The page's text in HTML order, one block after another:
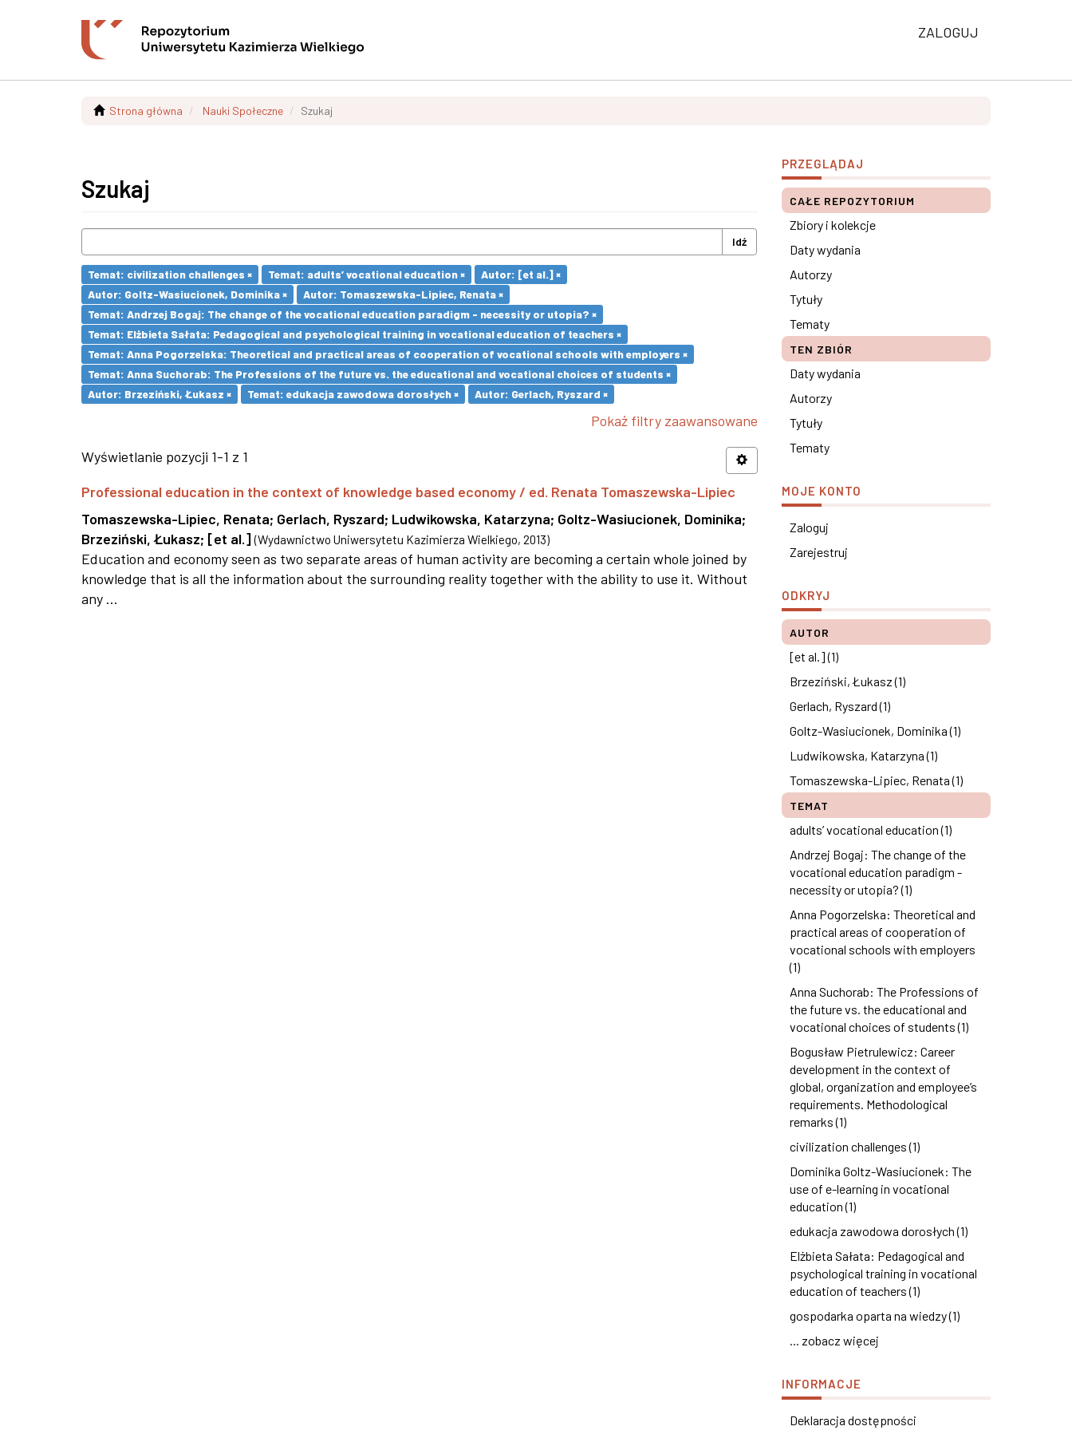
ZALOGUJ
Strona główna Nauki Społeczne Szukaj
Szukaj
Idź
Temat: civilization challenges × Temat: adults’ vocational education ×
Autor: [et al.] ×
Autor: Goltz-Wasiucionek, Dominika ×
Autor: Tomaszewska-Lipiec, Renata ×
Temat: Andrzej Bogaj: The change of the vocational education paradigm - necessity or utopia? ×
Temat: Elżbieta Sałata: Pedagogical and psychological training in vocational education of teachers ×
Temat: Anna Pogorzelska: Theoretical and practical areas of cooperation of vocational schools with employers ×
Temat: Anna Suchorab: The Professions of the future vs. the educational and vocational choices of students ×
Autor: Brzeziński, Łukasz ×
Temat: edukacja zawodowa dorosłych × Autor: Gerlach, Ryszard ×
Pokaż filtry zaawansowane
Wyświetlanie pozycji 1-1 z 1
Professional education in the context of knowledge based economy / ed. Renata Tomaszewska-Lipiec
Tomaszewska-Lipiec, Renata; Gerlach, Ryszard; Ludwikowska, Katarzyna; Goltz-Wasiucionek, Dominika;
Brzeziński, Łukasz; [et al.] (Wydawnictwo Uniwersytetu Kazimierza Wielkiego, 2013)
Education and economy seen as two separate areas of human activity are becoming a certain whole joined by
knowledge that is all the information about the surrounding reality together with the ability to use it. Without
any ...
PRZEGLĄDAJ
CAŁE REPOZYTORIUM
Zbiory i kolekcje
Daty wydania
Autorzy
Tytuły
Tematy
TEN ZBIÓR
Daty wydania
Autorzy
Tytuły
Tematy
MOJE KONTO
Zaloguj
Zarejestruj
ODKRYJ
AUTOR
[et al.] (1)
Brzeziński, Łukasz (1)
Gerlach, Ryszard (1)
Goltz-Wasiucionek, Dominika (1)
Ludwikowska, Katarzyna (1)
Tomaszewska-Lipiec, Renata (1)
TEMAT
adults’ vocational education (1)
Andrzej Bogaj: The change of the
vocational education paradigm -
necessity or utopia? (1)
Anna Pogorzelska: Theoretical and
practical areas of cooperation of
vocational schools with employers
(1)
Anna Suchorab: The Professions of
the future vs. the educational and
vocational choices of students (1)
Bogusław Pietrulewicz: Career
development in the context of
global, organization and employee’s
requirements. Methodological
remarks (1)
civilization challenges (1)
Dominika Goltz-Wasiucionek: The
use of e-learning in vocational
education (1)
edukacja zawodowa dorosłych (1)
Elżbieta Sałata: Pedagogical and
psychological training in vocational
education of teachers (1)
gospodarka oparta na wiedzy (1)
... zobacz więcej
INFORMACJE
Deklaracja dostępności